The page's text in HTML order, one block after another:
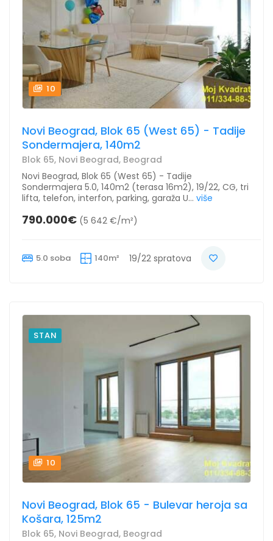
10
Novi Beograd, Blok 65 (West 65) - Tadije
Sondermajera, 140m2
Blok 65, Novi Beograd, Beograd
Novi Beograd, Blok 65 (West 65) - Tadije
Sondermajera 5.0, 140m2 (terasa 16m2), 19/22, CG, tri
lifta, telefon, interfon, parking, garaža U... više
790.000€ (5 642 €/m²)
5.0 soba 140m² 19/22 spratova
STAN
10
Novi Beograd, Blok 65 - Bulevar heroja sa
Košara, 125m2
Blok 65, Novi Beograd, Beograd